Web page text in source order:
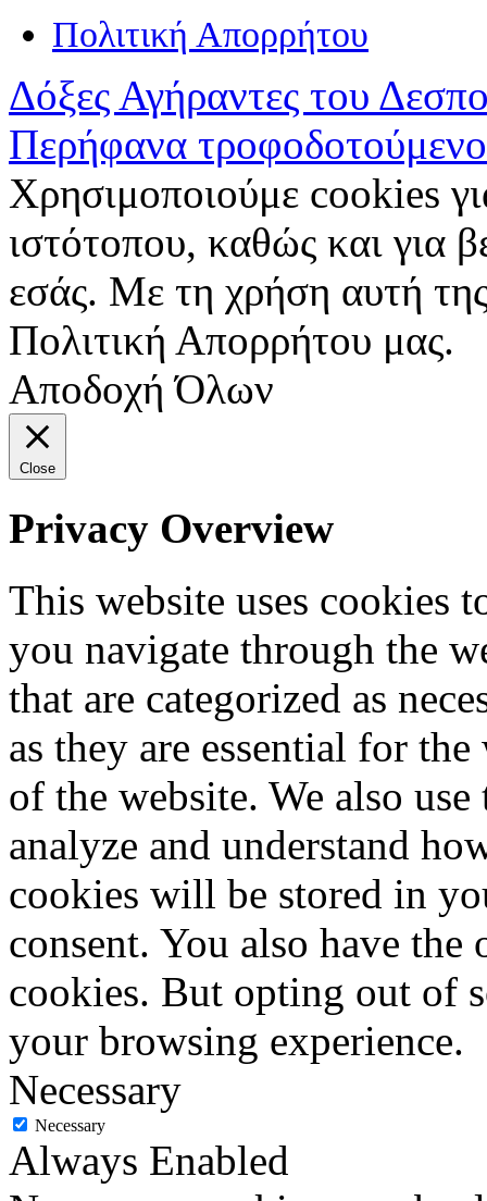
Πολιτική Απορρήτου
Δόξες Αγήραντες του
Περήφανα
Χρησιμοποιούμε cookies
ιστότοπου, καθώς και για
εσάς. Με τη χρήση αυτή
Πολιτική Απορρήτου μας.
Αποδοχή Όλων
Close
Privacy Overview
This website uses cookies
you navigate through the
that are categorized as
as they are essential for
of the website. We also
analyze and understand
cookies will be stored in
consent. You also have
cookies. But opting out of
your browsing experience.
Necessary
Necessary
Always Enabled